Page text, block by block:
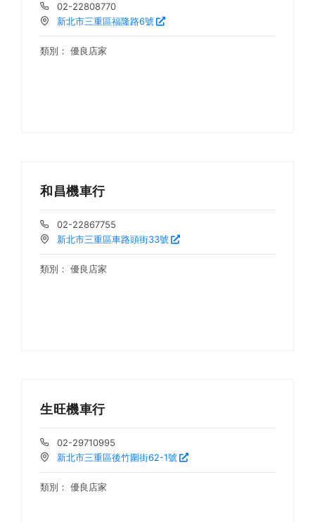
02-22808770
新北市三重區福隆路6號
類別： 優良店家
和昌機車行
02-22867755
新北市三重區車路頭街33號
類別： 優良店家
生旺機車行
02-29710995
新北市三重區後竹圍街62-1號
類別： 優良店家